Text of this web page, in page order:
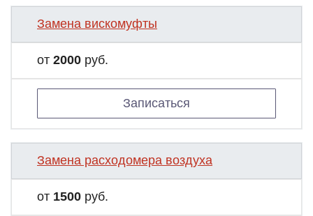
Замена вискомуфты
от 2000 руб.
Записаться
Замена расходомера воздуха
от 1500 руб.